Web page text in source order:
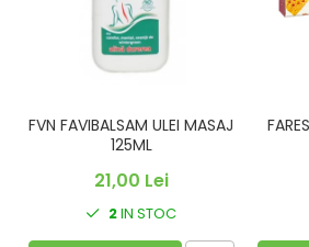
FVN FAVIBALSAM ULEI MASAJ
125ML
21,00 Lei
2IN STOC